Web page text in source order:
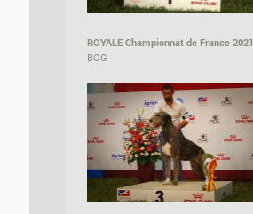
ROYALE Championnat de France 2021
BOG